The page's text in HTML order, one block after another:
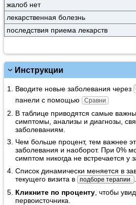
жалоб нет
лекарственная болезнь
последствия приема лекарств
Инструкции
Вводите новые заболевания через
панели с помощью Сравни
В таблице приводятся самые
симптомы, анализы и диагнозы,
заболеваниям.
Чем больше процент, тем важнее
заболевания и наоборот. При 0%
симптом никогда не встречается у
Список динамически меняется в
текущего визита в подборе терапии
.
Кликните по проценту , чтобы
первоисточника.